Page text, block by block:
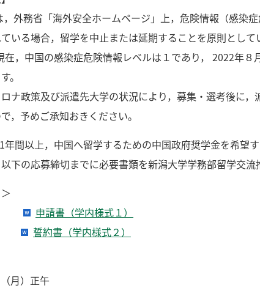
，外務省「海外安全ホームページ」上，危険情報（感染
いる場合，留学を中止または延期することを原則として
在，中国の感染症危険情報レベルは１であり， 2022年
。
ロナ政策及び派遣先大学の状況により，募集・選考後に
，予めご承知おきください。
年間以上，中国へ留学するための中国政府奨学金を希望
下の応募締切までに必要書類を新潟大学学務部留学交流
申請書（学内様式１）
誓約書（学内様式２）
月）正午